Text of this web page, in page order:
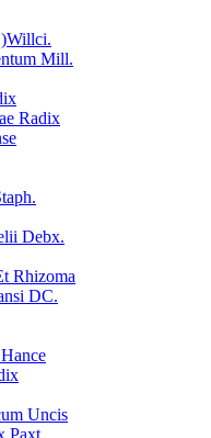
Mill.
Radix
Debx.
Rhizoma
DC.
Uncis
Paxt.